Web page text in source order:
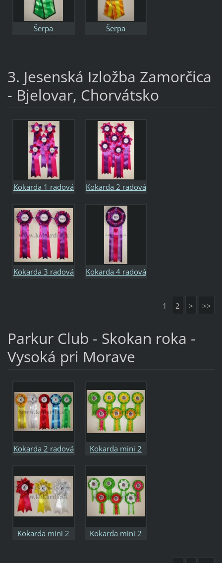
Šerpa Šerpa
3. Jesenská Izložba Zamorčica
- Bjelovar, Chorvátsko
Kokarda 1 radová Kokarda 2 radová
Kokarda 3 radová Kokarda 4 radová
1 2 > >>
Parkur Club - Skokan roka -
Vysoká pri Morave
Kokarda 2 radová
Kokarda mini 2
Kokarda mini 2
Kokarda mini 2